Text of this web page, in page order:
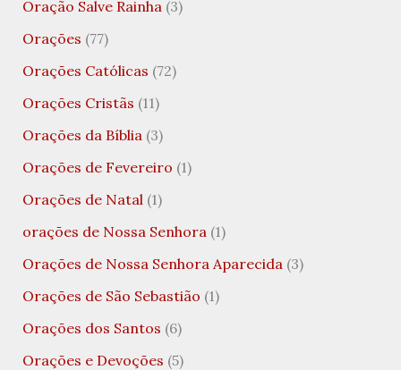
Oração Salve Rainha (3)
Orações (77)
Orações Católicas (72)
Orações Cristãs (11)
Orações da Bíblia (3)
Orações de Fevereiro (1)
Orações de Natal (1)
orações de Nossa Senhora (1)
Orações de Nossa Senhora Aparecida (3)
Orações de São Sebastião (1)
Orações dos Santos (6)
Orações e Devoções (5)